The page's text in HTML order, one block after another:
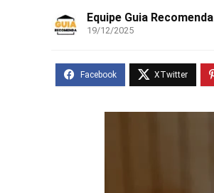
Equipe Guia Recomenda
19/12/2025